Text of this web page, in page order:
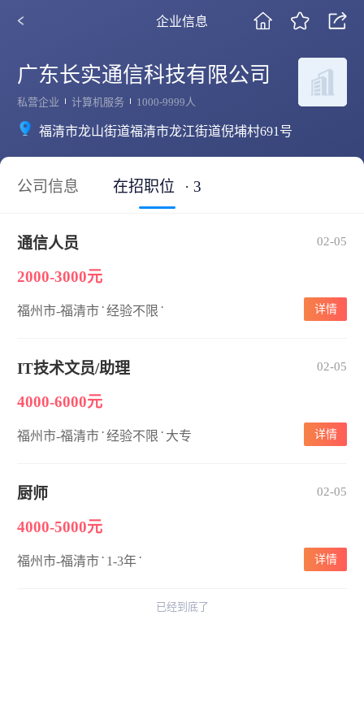
企业信息
广东长实通信科技有限公司
私营企业 计算机服务 1000-9999人
福清市龙山街道福清市龙江街道倪埔村691号
公司信息 在招职位 · 3
通信人员 02-05
2000-3000元
福州市-福清市 ·经验不限 · 详情
IT技术文员/助理 02-05
4000-6000元
福州市-福清市 ·经验不限 · 大专 详情
厨师 02-05
4000-5000元
福州市-福清市 · 1-3年 · 详情
已经到底了